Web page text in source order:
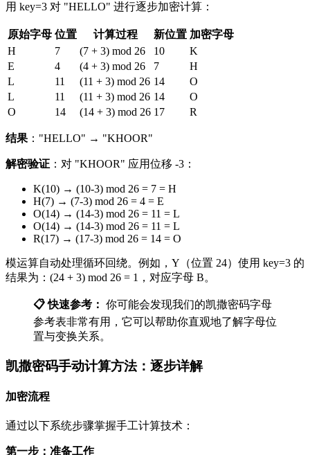
用 key=3 对 "HELLO" 进行逐步加密计算：
原始字母 位置 计算过程 新位置 加密字母
H
7 (7 + 3) mod 26 10
K
E
4 (4 + 3) mod 26 7
H
L
11 (11 + 3) mod 26 14
O
L
11 (11 + 3) mod 26 14
O
O
14 (14 + 3) mod 26 17 R
结果 ："HELLO" → "KHOOR"
解密验证 ：对 "KHOOR" 应用位移 -3：
K(10) → (10-3) mod 26 = 7 = H
H(7) → (7-3) mod 26 = 4 = E
O(14) → (14-3) mod 26 = 11 = L
O(14) → (14-3) mod 26 = 11 = L
R(17) → (17-3) mod 26 = 14 = O
模运算自动处理循环回绕。例如，Y（位置 24）使用 key=3 的
结果为：(24 + 3) mod 26 = 1，对应字母 B。
📋 快速参考： 你可能会发现我们的凯撒密码字母
参考表非常有用，它可以帮助你直观地了解字母位
置与变换关系。
凯撒密码手动计算方法：逐步详解
加密流程
通过以下系统步骤掌握手工计算技术：
第一步：准备工作